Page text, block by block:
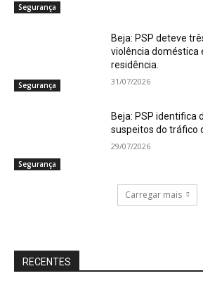
Segurança
Segurança
Beja: PSP deteve
violência doméstica
residência.
31/07/2026
Segurança
Beja: PSP identifica
suspeitos do tráfico
29/07/2026
Carregar mais
RECENTES